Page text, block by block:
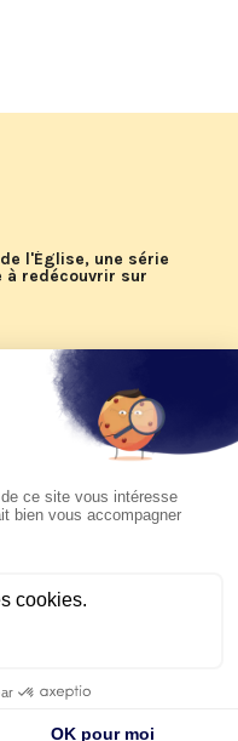
l'Église, une série
à redécouvrir sur
d'été 2026 de KTO
du pape Léon
suivre sur KTO le
Argentine et
novembre 2026